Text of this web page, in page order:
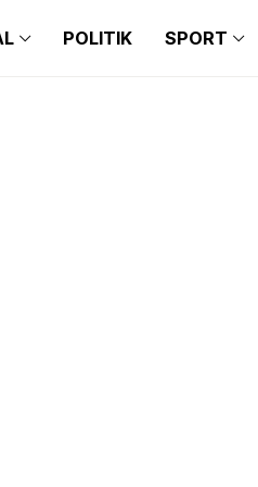
POLITIK SPORT
BALI